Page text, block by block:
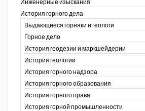
Инженерные изыскания
История горного дела
Выдающиеся горняки и геологи
Горное дело
История геодезии и маркшейдерии
История геологии
История горного надзора
История горного образования
История горного права
История горной промышленности